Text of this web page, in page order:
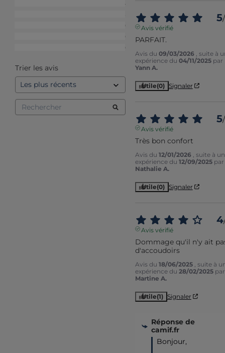
4
0
0
0
Trier les avis
5/
Avis vérifié
PARFAIT.
Avis du 09/03/2026
, suite à
expérience du 04/11/2025 par
Yann A.
Utile(0) Signaler
5/
Avis vérifié
Très bon confort
Avis du 12/01/2026
, suite à
expérience du 12/09/2025 par
Nathalie A.
Utile(0) Signaler
4
Avis vérifié
Dommage qu'il n'y ait
d'accoudoirs
Avis du 18/06/2025
, suite à
expérience du 28/02/2025 par
Martine A.
Utile(1) Signaler
Réponse de
camif.fr
Bonjour,